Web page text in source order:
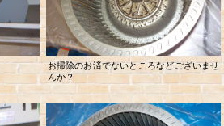
お掃除のお済でないところなどございませ
んか？